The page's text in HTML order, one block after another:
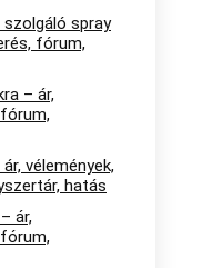
szolgáló spray
fórum,
– ár,
vélemények,
hatás
ár,